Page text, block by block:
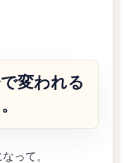
変われる
って。